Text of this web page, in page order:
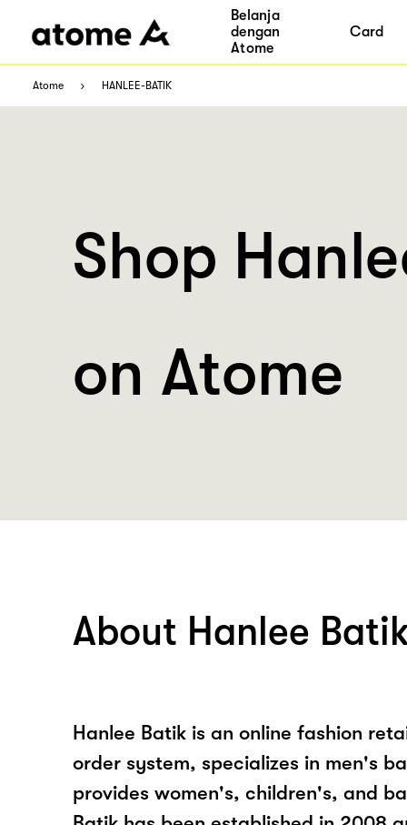
Belanja
dengan
Atome
Card
Atome HANLEE-BATIK
Shop
on Atome
About Hanlee
Hanlee Batik is an online fashion
order system, specializes in men's
provides women's, children's, and